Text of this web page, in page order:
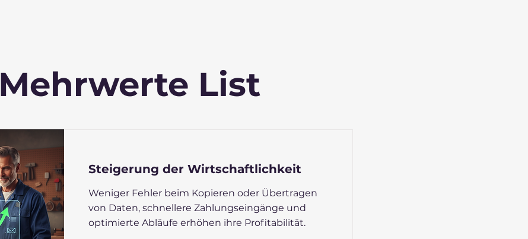
Mehrwerte List
Steigerung der Wirtschaftlichkeit
Weniger Fehler beim Kopieren oder Übertragen
von Daten, schnellere Zahlungseingänge und
optimierte Abläufe erhöhen ihre Profitabilität.